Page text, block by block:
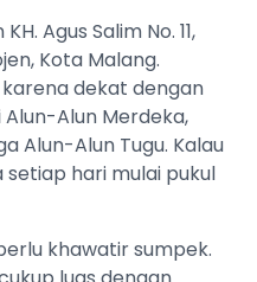
Agus Salim No. 11,
Kota Malang.
dekat dengan
Alun Merdeka,
Alun-Alun Tugu. Kalau
hari mulai pukul
khawatir sumpek.